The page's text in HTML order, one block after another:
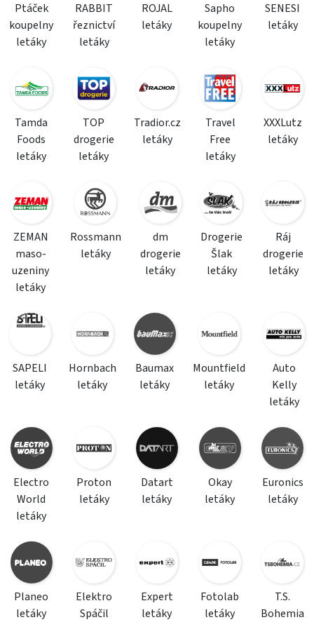
Ptáček
koupelny
letáky
RABBIT
řeznictví
letáky
ROJAL
letáky
Sapho
koupelny
letáky
SENESI
letáky
Tamda
Foods
letáky
TOP
drogerie
letáky
Tradior.cz
letáky
Travel
Free
letáky
XXXLutz
letáky
ZEMAN
maso-
uzeniny
letáky
Rossmann
letáky
dm
drogerie
letáky
Drogerie
Šlak
letáky
Ráj
drogerie
letáky
SAPELI
letáky
Hornbach
letáky
Baumax
letáky
Mountfield
letáky
Auto
Kelly
letáky
Electro
World
letáky
Proton
letáky
Datart
letáky
Okay
letáky
Euronics
letáky
Planeo
letáky
Elektro
Spáčil
Expert
letáky
Fotolab
letáky
T.S.
Bohemia